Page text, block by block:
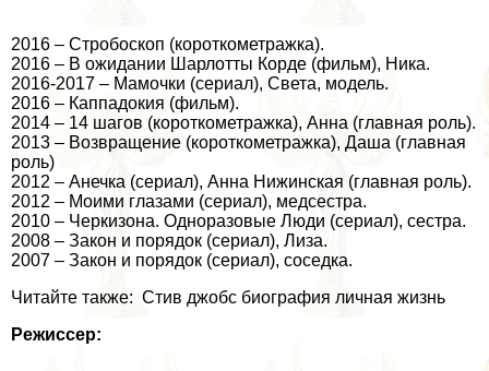
2016 – Стробоскоп (короткометражка).
2016 – В ожидании Шарлотты Корде (фильм), Ника.
2016-2017 – Мамочки (сериал), Света, модель.
2016 – Каппадокия (фильм).
2014 – 14 шагов (короткометражка), Анна (главная роль).
2013 – Возвращение (короткометражка), Даша (главная
роль)
2012 – Анечка (сериал), Анна Нижинская (главная роль).
2012 – Моими глазами (сериал), медсестра.
2010 – Черкизона. Одноразовые Люди (сериал), сестра.
2008 – Закон и порядок (сериал), Лиза.
2007 – Закон и порядок (сериал), соседка.
Читайте также: Стив джобс биография личная жизнь
Режиссер: